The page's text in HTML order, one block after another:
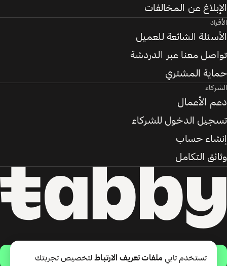
حمّل التطبيق
الإبلاغ عن المخالفات
الأفراد
الأسئلة الشائعة للعميل
تواصل معنا عبر الدردشة
حماية المشتري
الشركاء
دعم الأعمال
تسجيل الدخول للشركاء
إنشاء حساب
وثائق التكامل
تستخدم تابي ملفات تعريف الارتباطلتخصيص تجربتك